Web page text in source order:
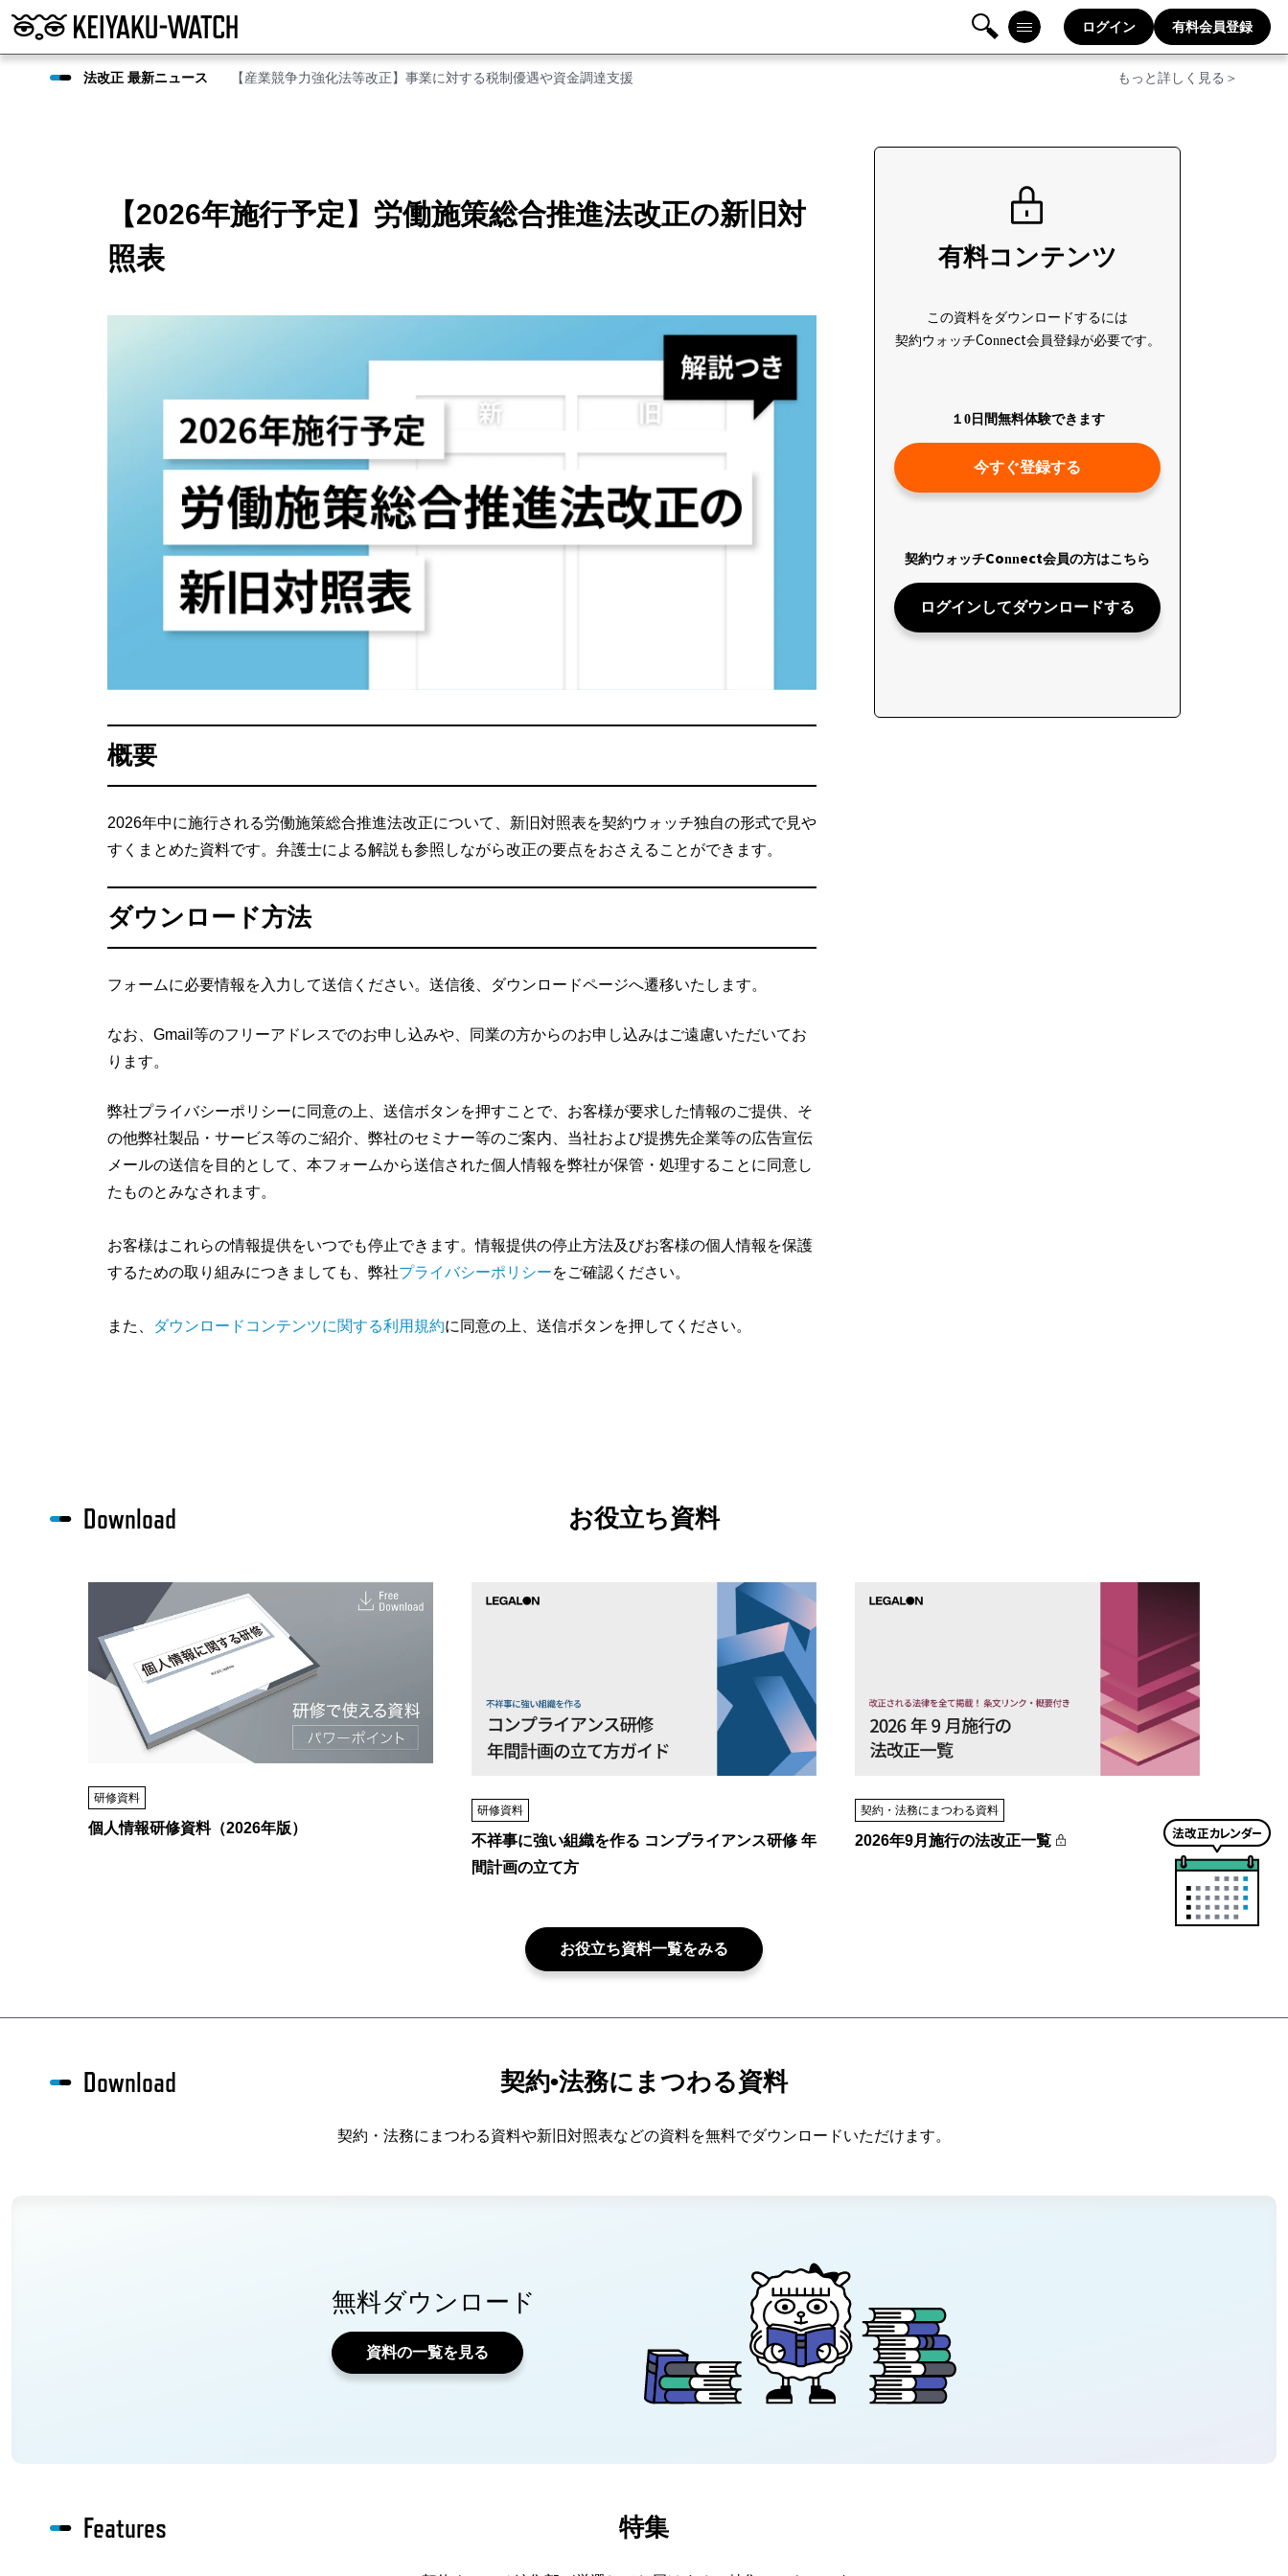
検
メニ
ログイン 有料会員登録
法改正 最新ニュース 【産業競争力強化法等改正】事業に対する税制優遇や資金調達支援 もっと詳しく見る＞
【2026年施行予定】労働施策総合推進法改正の新旧対
照表
概要
2026年中に施行される労働施策総合推進法改正について、新旧対照表を契約ウォッチ独自の形式で見や
すくまとめた資料です。弁護士による解説も参照しながら改正の要点をおさえることができます。
ダウンロード方法
フォームに必要情報を入力して送信ください。送信後、ダウンロードページへ遷移いたします。
なお、Gmail等のフリーアドレスでのお申し込みや、同業の方からのお申し込みはご遠慮いただいてお
ります。
弊社プライバシーポリシーに同意の上、送信ボタンを押すことで、お客様が要求した情報のご提供、そ
の他弊社製品・サービス等のご紹介、弊社のセミナー等のご案内、当社および提携先企業等の広告宣伝
メールの送信を目的として、本フォームから送信された個人情報を弊社が保管・処理することに同意し
たものとみなされます。
お客様はこれらの情報提供をいつでも停止できます。情報提供の停止方法及びお客様の個人情報を保護
するための取り組みにつきましても、弊社プライバシーポリシーをご確認ください。
また、 ダウンロードコンテンツに関する利用規約に同意の上、送信ボタンを押してください。
有料コンテンツ
この資料をダウンロードするには
契約ウォッチConnect会員登録が必要です。
１0日間無料体験できます
今すぐ登録する
契約ウォッチConnect会員の方はこちら
ログインしてダウンロードする
お役立ち資料
Download
研修資料
個人情報研修資料（2026年版）
研修資料
不祥事に強い組織を作る コンプライアンス研修 年
間計画の立て方
契約・法務にまつわる資料
2026年9月施行の法改正一覧
お役立ち資料一覧をみる
契約•法務にまつわる資料
Download
契約・法務にまつわる資料や新旧対照表などの資料を無料でダウンロードいただけます。
無料ダウンロード
資料の一覧を見る
特集
Features
法
改
ー